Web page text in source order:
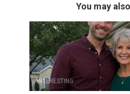
You may
INTERESTING